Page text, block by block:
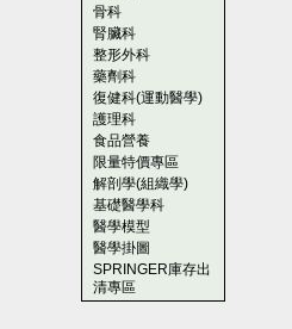
骨科
腎臟科
整形外科
藥劑科
復健科(運動醫學)
護理科
食品營養
限量特價專區
解剖學(組織學)
基礎醫學科
醫學模型
醫學掛圖
SPRINGER庫存出
清專區